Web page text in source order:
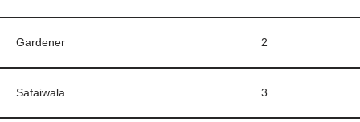
Gardener 2
Safaiwala 3